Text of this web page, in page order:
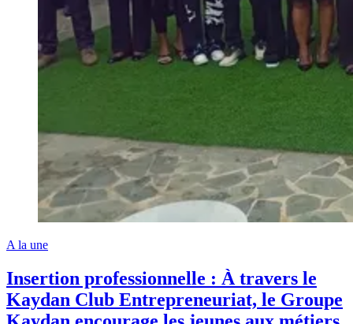
A la une
Insertion professionnelle : À travers le
Kaydan Club Entrepreneuriat, le Groupe